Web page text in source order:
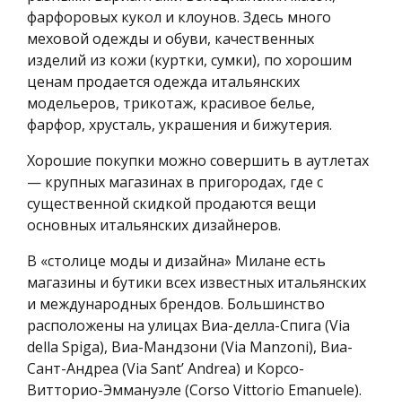
фарфоровых кукол и клоунов. Здесь много
меховой одежды и обуви, качественных
изделий из кожи (куртки, сумки), по хорошим
ценам продается одежда итальянских
модельеров, трикотаж, красивое белье,
фарфор, хрусталь, украшения и бижутерия.
Хорошие покупки можно совершить в аутлетах
— крупных магазинах в пригородах, где с
существенной скидкой продаются вещи
основных итальянских дизайнеров.
В «столице моды и дизайна» Милане есть
магазины и бутики всех известных итальянских
и международных брендов. Большинство
расположены на улицах Виа-делла-Спига (Via
della Spiga), Виа-Мандзони (Via Manzoni), Виа-
Сант-Андреа (Via Sant’ Andrea) и Корсо-
Витторио-Эммануэле (Corso Vittorio Emanuele).